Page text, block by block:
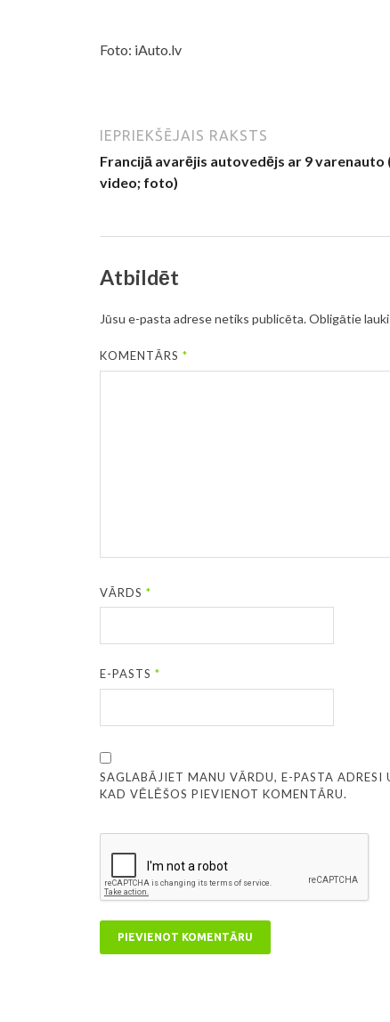
Foto: iAuto.lv
IEPRIEKŠĒJAIS RAKSTS
Francijā avarējis autovedējs ar 9 varenauto
video; foto)
Atbildēt
Jūsu e-pasta adrese netiks publicēta.Obligātie
KOMENTĀRS*
VĀRDS*
E-PASTS*
SAGLABĀJIET MANU VĀRDU, E-PASTA
KAD VĒLĒŠOS PIEVIENOT KOMENTĀRU.